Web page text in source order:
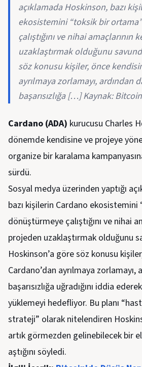
açıklamada Hoskinson, bazı
ekosistemini “toksik bir
çalıştığını ve nihai
uzaklaştırmak olduğunu
söz konusu kişiler, önce
ayrılmaya zorlamayı, ardından
başarısızlığa […] Kaynak:
Cardano (ADA) kurucusu Charles
dönemde kendisine ve projeye
organize bir karalama
sürdü.
Sosyal medya üzerinden yaptığı
bazı kişilerin Cardano
dönüştürmeye çalıştığını ve nihai
projeden uzaklaştırmak olduğunu
Hoskinson’a göre söz konusu
Cardano’dan ayrılmaya zorlamayı,
başarısızlığa uğradığını iddia
yüklemeyi hedefliyor. Bu planı
strateji” olarak nitelendiren
artık görmezden gelinebilecek bir
aştığını söyledi.